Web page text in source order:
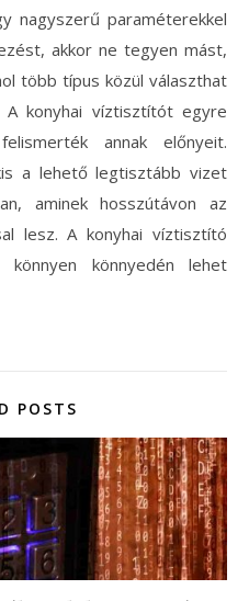
nagyszerű paraméterekkel
akkor ne tegyen mást,
több típus közül választhat
konyhai víztisztítót egyre
annak előnyeit.
a lehető legtisztább vizet
aminek hosszútávon az
lesz. A konyhai víztisztító
könnyedén lehet
POSTS